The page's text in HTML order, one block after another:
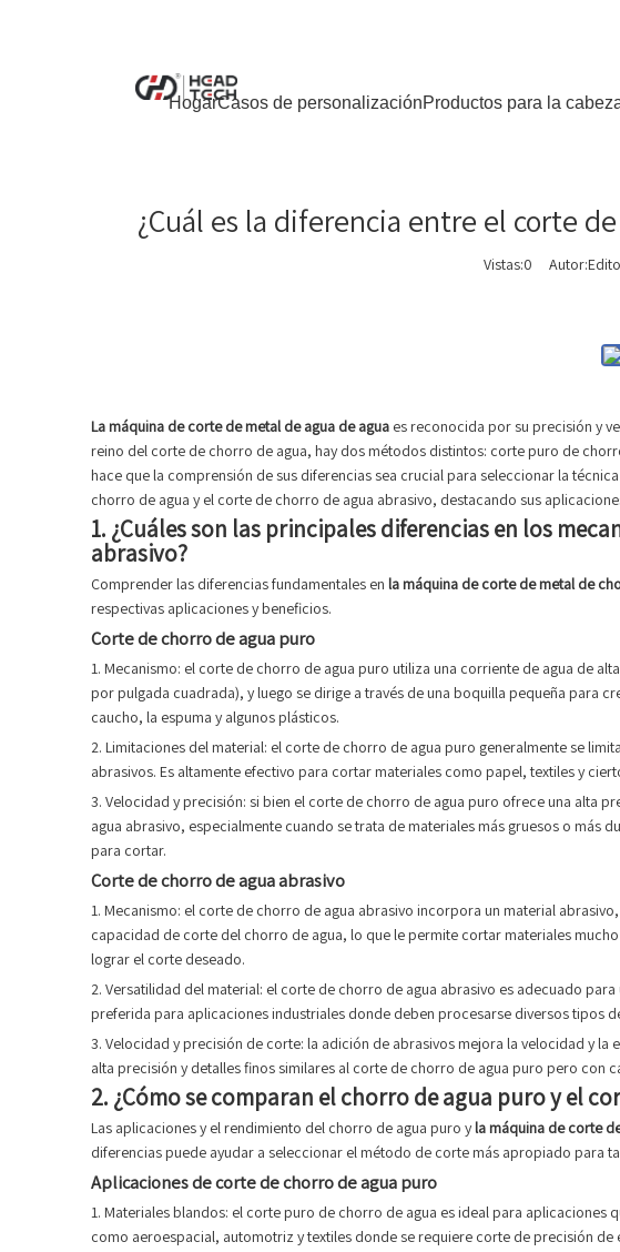
HogarCasos de personalizaciónProductos para la
¿Cuál es la diferencia entre el corte
Vistas:0
La máquina de corte de metal de agua de agua es reconocida por su precisión y
reino del corte de chorro de agua, hay dos métodos distintos: corte puro de
hace que la comprensión de sus diferencias sea crucial para seleccionar la
chorro de agua y el corte de chorro de agua abrasivo, destacando sus
1. ¿Cuáles son las principales diferencias en los
abrasivo?
Comprender las diferencias fundamentales en la máquina de corte de metal de
respectivas aplicaciones y beneficios.
Corte de chorro de agua puro
1. Mecanismo: el corte de chorro de agua puro utiliza una corriente de agua de
por pulgada cuadrada), y luego se dirige a través de una boquilla pequeña para
caucho, la espuma y algunos plásticos.
2. Limitaciones del material: el corte de chorro de agua puro generalmente se
abrasivos. Es altamente efectivo para cortar materiales como papel, textiles y
3. Velocidad y precisión: si bien el corte de chorro de agua puro ofrece una alta
agua abrasivo, especialmente cuando se trata de materiales más gruesos o más
para cortar.
Corte de chorro de agua abrasivo
1. Mecanismo: el corte de chorro de agua abrasivo incorpora un material
capacidad de corte del chorro de agua, lo que le permite cortar materiales
lograr el corte deseado.
2. Versatilidad del material: el corte de chorro de agua abrasivo es adecuado
preferida para aplicaciones industriales donde deben procesarse diversos tipos
3. Velocidad y precisión de corte: la adición de abrasivos mejora la velocidad y
alta precisión y detalles finos similares al corte de chorro de agua puro pero con
2. ¿Cómo se comparan el chorro de agua puro y el
Las aplicaciones y el rendimiento del chorro de agua puro y la máquina de corte
diferencias puede ayudar a seleccionar el método de corte más apropiado para
Aplicaciones de corte de chorro de agua puro
1. Materiales blandos: el corte puro de chorro de agua es ideal para aplicaciones
como aeroespacial, automotriz y textiles donde se requiere corte de precisión de